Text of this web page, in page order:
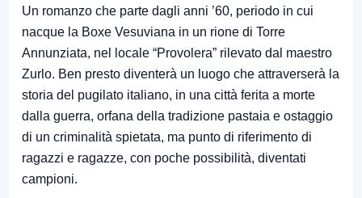
Un romanzo che parte dagli anni ’60, periodo in cui
nacque la Boxe Vesuviana in un rione di Torre
Annunziata, nel locale “Provolera” rilevato dal maestro
Zurlo. Ben presto diventerà un luogo che attraverserà la
storia del pugilato italiano, in una città ferita a morte
dalla guerra, orfana della tradizione pastaia e ostaggio
di un criminalità spietata, ma punto di riferimento di
ragazzi e ragazze, con poche possibilità, diventati
campioni.